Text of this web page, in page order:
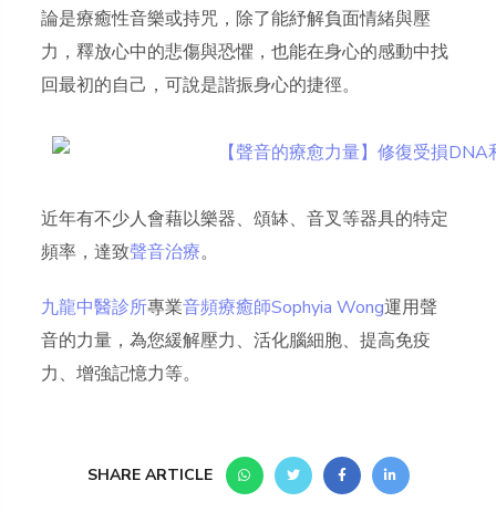
論是療癒性音樂或持咒，除了能紓解負面情緒與壓
力，釋放心中的悲傷與恐懼，也能在身心的感動中找
回最初的自己，可說是諧振身心的捷徑。
近年有不少人會藉以樂器、頌缽、音叉等器具的特定
頻率，達致聲音治療。
九龍中醫診所專業音頻療癒師Sophyia Wong運用聲
音的力量，為您緩解壓力、活化腦細胞、提高免疫
力、增強記憶力等。
SHARE ARTICLE